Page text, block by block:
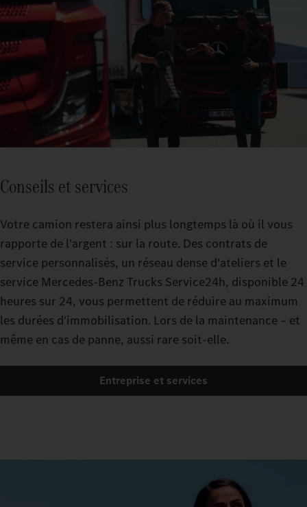
Conseils et services
Votre camion restera ainsi plus longtemps là où il vous
rapporte de l'argent : sur la route. Des contrats de
service personnalisés, un réseau dense d'ateliers et le
service Mercedes-Benz Trucks Service24h, disponible 24
heures sur 24, vous permettent de réduire au maximum
les durées d'immobilisation. Lors de la maintenance – et
même en cas de panne, aussi rare soit-elle.
Entreprise et services